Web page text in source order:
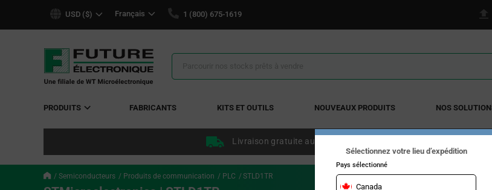
USD ($) Français 1 (800) 675-1619
Résultats
la
PRODUITS FABRICANTS KITS ET OUTILS NOUVEAUX PRODUITS NOS
Livraison gratuite aux États-Unis continentaux à partir de 50 $ US.
Semiconducteurs Produits de communication PLC STLD1TR
Sélectionnez votre lieu d’expédition
Pays sélectionné
Canada